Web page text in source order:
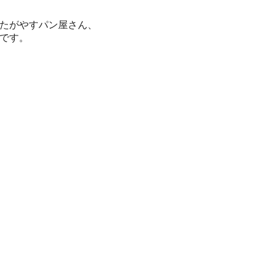
がやすパン屋さん、
す。